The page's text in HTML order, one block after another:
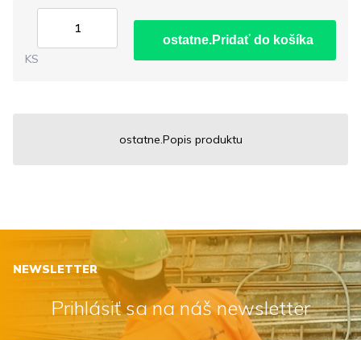
KS
ostatne.Pridať do košíka
ostatne.Popis produktu
NEWSLETTER
Prihlásiť sa na náš newsletter